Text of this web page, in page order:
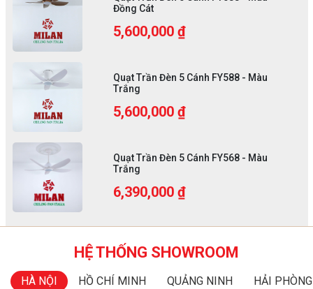
Đồng Cát
5,600,000 ₫
Quạt Trần Đèn 5 Cánh FY588 - Màu
Trắng
5,600,000 ₫
Quạt Trần Đèn 5 Cánh FY568 - Màu
Trắng
6,390,000 ₫
HỆ THỐNG SHOWROOM
HÀ NỘI HỒ CHÍ MINH QUẢNG NINH HẢI PHÒNG